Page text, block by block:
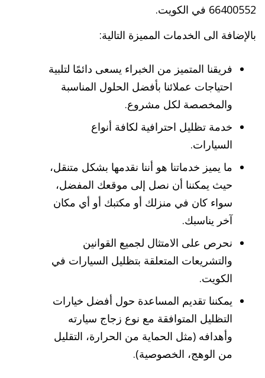
66400552 في الكويت.
بالإضافة الى الخدمات المميزة التالية:
فريقنا المتميز من الخبراء يسعى دائمًا لتلبية
احتياجات عملائنا بأفضل الحلول المناسبة
والمخصصة لكل مشروع.
خدمة تظليل احترافية لكافة أنواع
السيارات.
ما يميز خدماتنا هو أننا نقدمها بشكل متنقل،
حيث يمكننا أن نصل إلى موقعك المفضل،
سواء كان في منزلك أو مكتبك أو أي مكان
آخر يناسبك.
نحرص على الامتثال لجميع القوانين
والتشريعات المتعلقة بتظليل السيارات في
الكويت.
يمكننا تقديم المساعدة حول أفضل خيارات
التظليل المتوافقة مع نوع زجاج سيارته
وأهدافه (مثل الحماية من الحرارة، التقليل
من الوهج، الخصوصية).